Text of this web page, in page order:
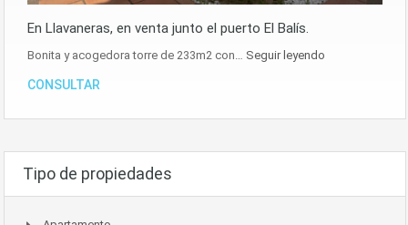
En Llavaneras, en venta junto el puerto El Balís.
Bonita y acogedora torre de 233m2 con… Seguir leyendo
CONSULTAR
Tipo de propiedades